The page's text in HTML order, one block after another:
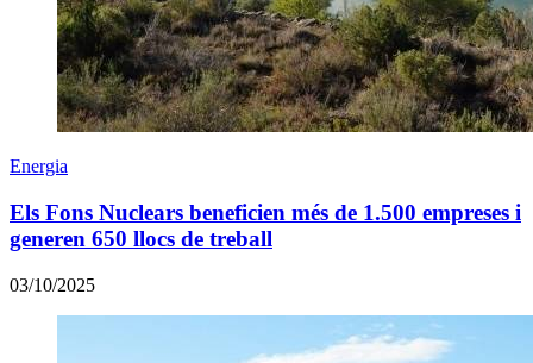
Energia
Els Fons Nuclears beneficien més de 1.500 empreses i
generen 650 llocs de treball
03/10/2025